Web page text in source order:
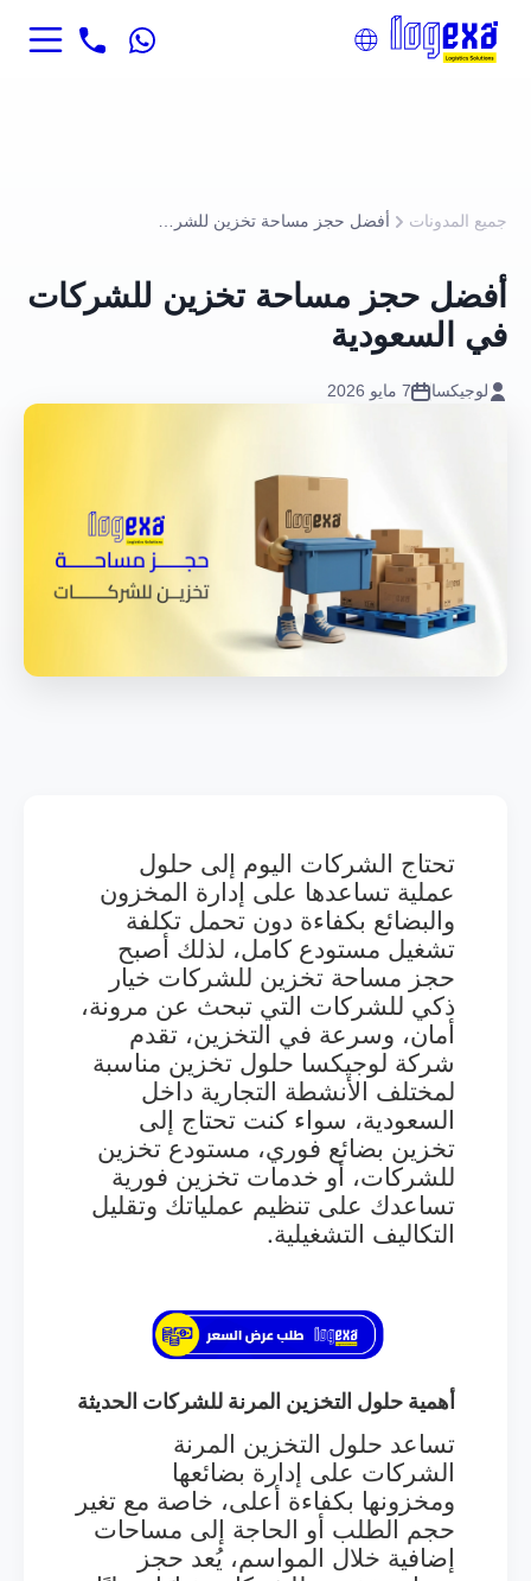
جميع المدونات
أفضل حجز مساحة تخزين للشركات
في السعودية
لوجيكسا 7 مايو 2026
تحتاج الشركات اليوم إلى حلول
عملية تساعدها على إدارة المخزون
والبضائع بكفاءة دون تحمل تكلفة
تشغيل مستودع كامل، لذلك أصبح
حجز مساحة تخزين للشركات خيار
ذكي للشركات التي تبحث عن مرونة،
أمان، وسرعة في التخزين، تقدم
شركة لوجيكسا حلول تخزين مناسبة
لمختلف الأنشطة التجارية داخل
السعودية، سواء كنت تحتاج إلى
تخزين بضائع فوري، مستودع تخزين
للشركات، أو خدمات تخزين فورية
تساعدك على تنظيم عملياتك وتقليل
التكاليف التشغيلية.
أهمية حلول التخزين المرنة للشركات الحديثة
تساعد حلول التخزين المرنة
الشركات على إدارة بضائعها
ومخزونها بكفاءة أعلى، خاصة مع تغير
حجم الطلب أو الحاجة إلى مساحات
إضافية خلال المواسم، يُعد حجز